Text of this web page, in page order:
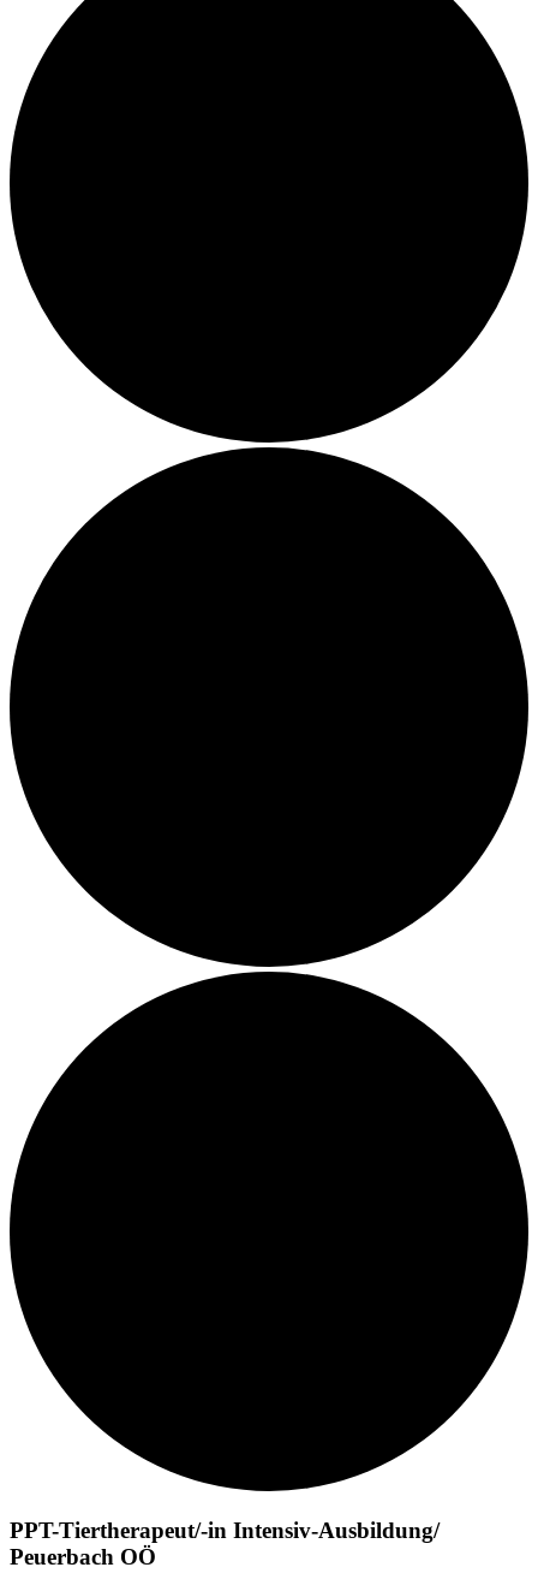
PPT-Tiertherapeut/-in Intensiv-Ausbildung/
Peuerbach OÖ